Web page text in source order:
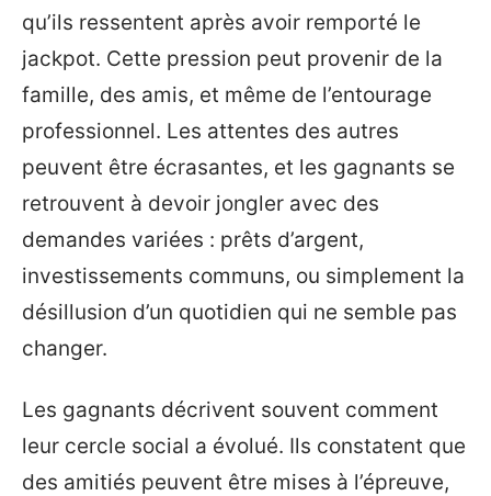
qu’ils ressentent après avoir remporté le
jackpot. Cette pression peut provenir de la
famille, des amis, et même de l’entourage
professionnel. Les attentes des autres
peuvent être écrasantes, et les gagnants se
retrouvent à devoir jongler avec des
demandes variées : prêts d’argent,
investissements communs, ou simplement la
désillusion d’un quotidien qui ne semble pas
changer.
Les gagnants décrivent souvent comment
leur cercle social a évolué. Ils constatent que
des amitiés peuvent être mises à l’épreuve,